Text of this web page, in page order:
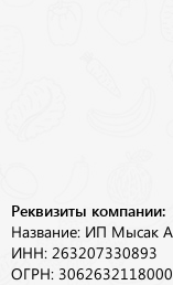
Реквизиты компании:
Название: ИП Мысак
ИНН: 263207330893
ОГРН: